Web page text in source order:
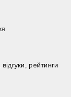
рейтинги